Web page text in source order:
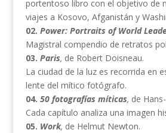
portentoso libro con el objetivo de
viajes a Kosovo, Afganistán y
02. Power: Portraits of World
Magistral compendio de retratos
03. Paris, de Robert Doisneau.
La ciudad de la luz es recorrida en
lente del mítico fotógrafo.
04. 50 fotografías míticas, de
Cada capítulo analiza una imagen
05. Work, de Helmut Newton.